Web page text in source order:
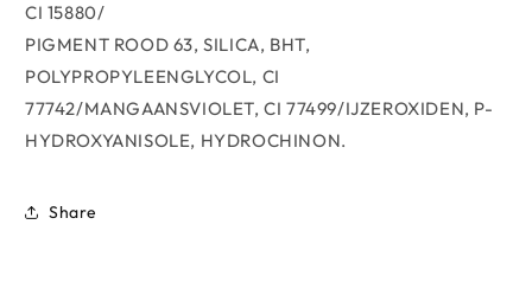
CI 15880/
PIGMENT ROOD 63, SILICA, BHT,
POLYPROPYLEENGLYCOL, CI
77742/MANGAANSVIOLET, CI 77499/IJZEROXIDEN, P-
HYDROXYANISOLE, HYDROCHINON.
Share